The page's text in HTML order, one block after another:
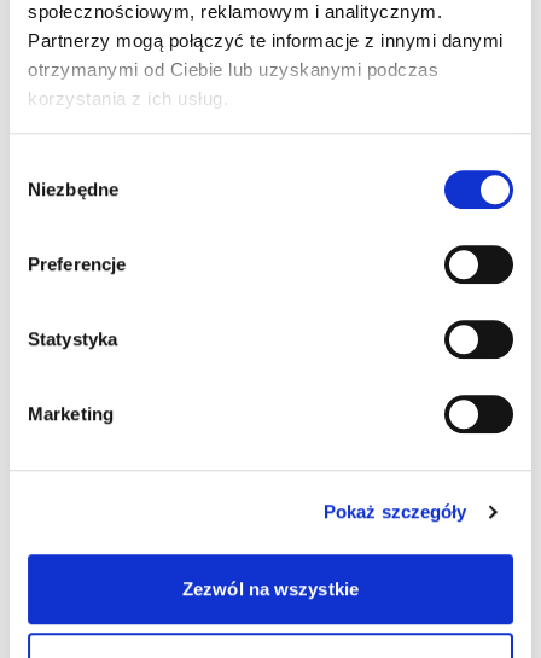
społecznościowym, reklamowym i analitycznym.
Partnerzy mogą połączyć te informacje z innymi danymi
otrzymanymi od Ciebie lub uzyskanymi podczas
korzystania z ich usług.
zgody
Niezbędne
Preferencje
Statystyka
Marketing
Pokaż szczegóły
Zezwól na wszystkie
Tak
Nie
W trakcie
Tak
Szkołą obwodową dziecka z uwagi na miejsce
podać numer szkoły, adres i numer telefonu):
Prosimy o napisanie skąd Państwo posiadają